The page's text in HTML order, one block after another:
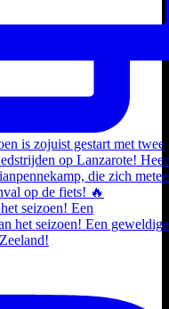
seizoen! Een